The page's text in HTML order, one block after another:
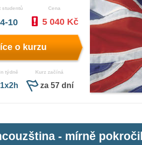
studentů
4-10
Cena
5 040 Kč
o kurzu
týdně
| 1x2h
Kurz začíná
za 57 dní
- mírně